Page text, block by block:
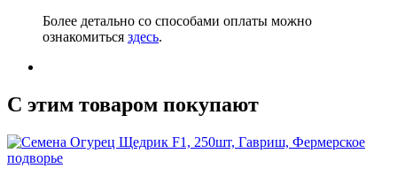
Более детально со способами оплаты можно
ознакомиться здесь.
C этим товаром покупают